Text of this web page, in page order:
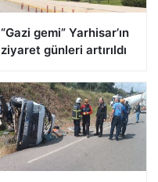
“Gazi gemi” Yarhisar’ın
ziyaret günleri artırıldı